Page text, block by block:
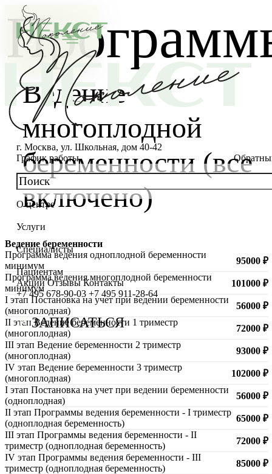
г. Москва, ул. Школьная, дом 40-42
График работы
О центре
Благотворительность
Сотрудничество с врачами
График работы
Фотогалерея
Видео
Истории пациентов
Услуги
Стоимость ЭКО
Программы врт и эко
Донорство
Акушерство и гинекология
Андрология
Анализы
Специалисты
Главный врач
Заместитель главного врача
Репродуктолог
Гинеколог
Андролог
Генетик
Эндокринолог
Специалист УЗД
Эмбриолог
Анестезиолог
Пациентам
Онлайн-консультации специалистов
Онлайн-оплата
Вопрос специалисту (Вопрос-ответ)
ЭКО по ОМС
Хранение эмбрионов
Налоговый вычет
Проживание
Транспортировка репродуктивного материала
Обследования перед ЭКО, криопереносом (по ОМС)
АкцииОтзывыКонтакты
+7 495 678-90-03 +7 495 911-28-64
ЗАПИСАТЬСЯ
Ведение
многоплодной
беременности (все
включено)
Ведение беременности
Программа ведения одноплодной беременности
минимум
95000 ₽
Программа ведения многоплодной беременности
минимум
101000 ₽
I этап Постановка на учет при ведении беременности
(многоплодная)
56000 ₽
II этап Ведение беременности 1 триместр
(многоплодная)
72000 ₽
III этап Ведение беременности 2 триместр
(многоплодная)
93000 ₽
IV этап Ведение беременности 3 триместр
(многоплодная)
102000 ₽
I этап Постановка на учет при ведении беременности
(одноплодная)
56000 ₽
II этап Программы ведения беременности - I триместр
(одноплодная беременность)
65000 ₽
III этап Программы ведения беременности - II
триместр (одноплодная беременность)
72000 ₽
IV этап Программы ведения беременности - III
триместр (одноплодная беременность)
85000 ₽